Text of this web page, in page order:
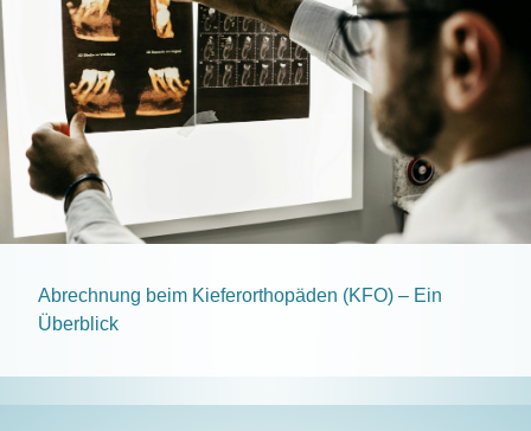
Abrechnung beim Kieferorthopäden (KFO) – Ein
Überblick